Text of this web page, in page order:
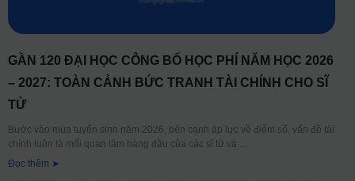
GẦN 120 ĐẠI HỌC CÔNG BỐ HỌC PHÍ NĂM HỌC 2026
– 2027: TOÀN CẢNH BỨC TRANH TÀI CHÍNH CHO SĨ
TỬ
Bước vào mùa tuyển sinh năm 2026, bên cạnh áp lực về điểm số, vấn đề tài
chính luôn là mối quan tâm hàng đầu của các sĩ tử và
Đọc thêm ➤